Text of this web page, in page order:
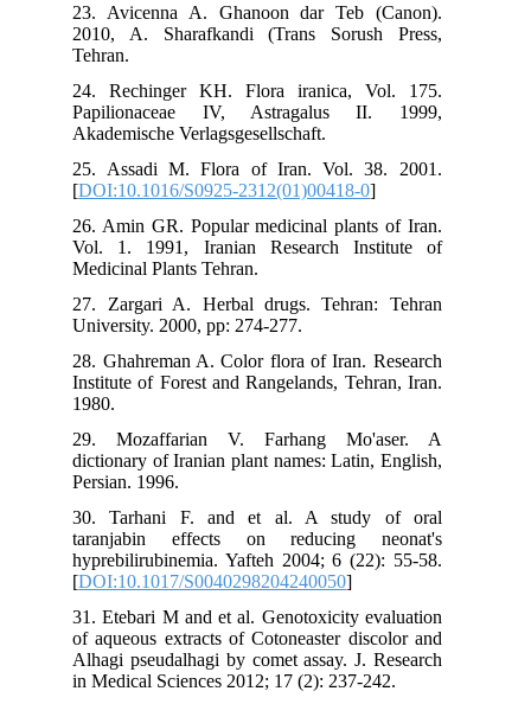
23. Avicenna A. Ghanoon dar Teb (Canon).
2010, A. Sharafkandi (Trans Sorush Press,
Tehran.
24. Rechinger KH. Flora iranica, Vol. 175.
Papilionaceae IV, Astragalus II. 1999,
Akademische Verlagsgesellschaft.
25. Assadi M. Flora of Iran. Vol. 38. 2001.
[DOI:10.1016/S0925-2312(01)00418-0
26. Amin GR. Popular medicinal plants of Iran.
Vol. 1. 1991, Iranian Research Institute of
Medicinal Plants Tehran.
27. Zargari A. Herbal drugs. Tehran: Tehran
University. 2000, pp: 274-277.
28. Ghahreman A. Color flora of Iran. Research
Institute of Forest and Rangelands, Tehran, Iran.
1980.
29. Mozaffarian V. Farhang Mo'aser. A
dictionary of Iranian plant names: Latin, English,
Persian. 1996.
30. Tarhani F. and et al. A study of oral
taranjabin effects on reducing neonat's
hyprebilirubinemia. Yafteh 2004; 6 (22): 55-58.
[DOI:10.1017/S0040298204240050
31. Etebari M and et al. Genotoxicity evaluation
of aqueous extracts of Cotoneaster discolor and
Alhagi pseudalhagi by comet assay. J. Research
in Medical Sciences 2012; 17 (2): 237-242.